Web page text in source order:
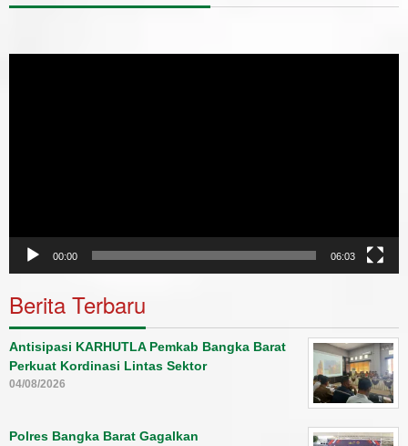
00:00 06:03
Berita Terbaru
Antisipasi KARHUTLA Pemkab Bangka Barat
Perkuat Kordinasi Lintas Sektor
04/08/2026
Polres Bangka Barat Gagalkan